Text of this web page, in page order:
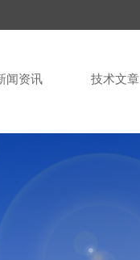
闻资讯 技术文章